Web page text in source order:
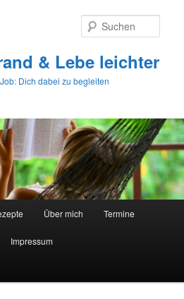
& Lebe leichter
Dich dabei zu begleiten
Über mich Termine
Impressum